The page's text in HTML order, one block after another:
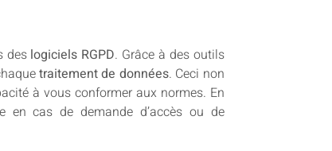
des logiciels RGPD. Grâce à des outils
traitement de données. Ceci non
à vous conformer aux normes. En
en cas de demande d’accès ou de